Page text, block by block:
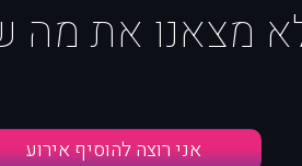
מצאנו את מה
אני רוצה להוסיף אירוע